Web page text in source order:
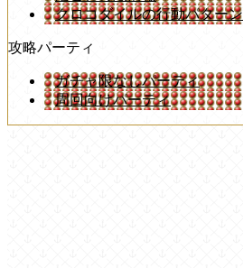
クロコダイルの行動パターン
攻略パーティ
ガチャ限なしパーティ
周回向けパーティ